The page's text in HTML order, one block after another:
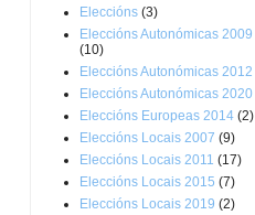
Eleccións (3)
Eleccións Autonómicas 2009
(10)
Eleccións Autonómicas 2012
Eleccións Autonómicas 2020
Eleccións Europeas 2014 (2)
Eleccións Locais 2007 (9)
Eleccións Locais 2011 (17)
Eleccións Locais 2015 (7)
Eleccións Locais 2019 (2)